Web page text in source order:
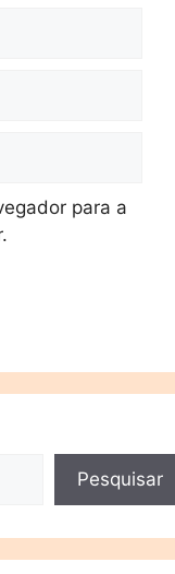
para a
Pesquisar